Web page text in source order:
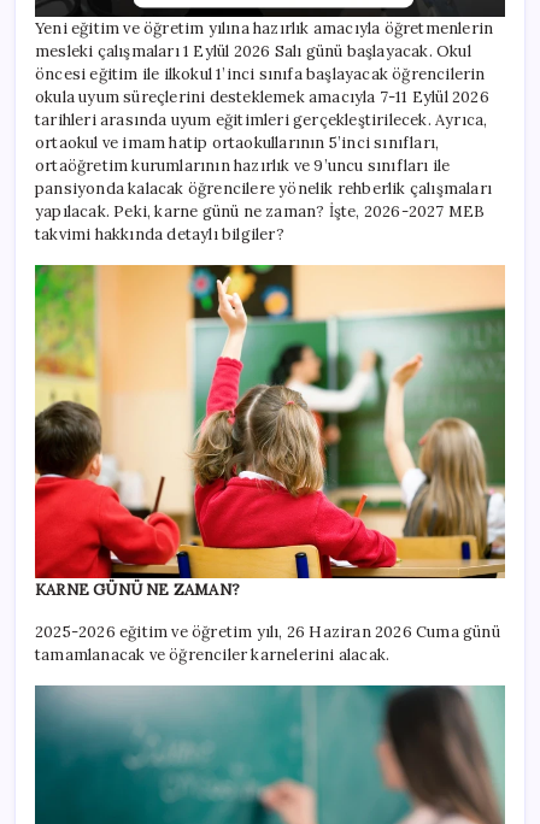
sorusunun
cevabı
için
Yeni eğitim ve öğretim yılına hazırlık amacıyla öğretmenlerin
mesleki çalışmaları 1 Eylül 2026 Salı günü başlayacak. Okul
öncesi eğitim ile ilkokul 1’inci sınıfa başlayacak öğrencilerin
okula uyum süreçlerini desteklemek amacıyla 7-11 Eylül 2026
tarihleri arasında uyum eğitimleri gerçekleştirilecek. Ayrıca,
ortaokul ve imam hatip ortaokullarının 5’inci sınıfları,
ortaöğretim kurumlarının hazırlık ve 9’uncu sınıfları ile
pansiyonda kalacak öğrencilere yönelik rehberlik çalışmaları
yapılacak. Peki, karne günü ne zaman? İşte, 2026-2027 MEB
takvimi hakkında detaylı bilgiler?
KARNE GÜNÜ NE ZAMAN?
2025-2026 eğitim ve öğretim yılı, 26 Haziran 2026 Cuma günü
tamamlanacak ve öğrenciler karnelerini alacak.